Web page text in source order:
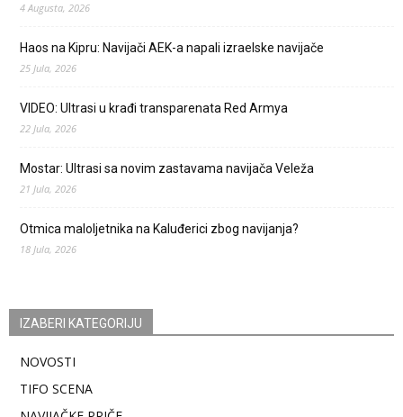
4 Augusta, 2026
Haos na Kipru: Navijači AEK-a napali izraelske navijače
25 Jula, 2026
VIDEO: Ultrasi u krađi transparenata Red Armya
22 Jula, 2026
Mostar: Ultrasi sa novim zastavama navijača Veleža
21 Jula, 2026
Otmica maloljetnika na Kaluđerici zbog navijanja?
18 Jula, 2026
IZABERI KATEGORIJU
NOVOSTI
TIFO SCENA